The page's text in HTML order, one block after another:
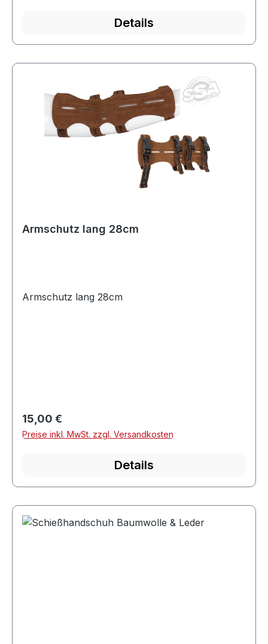
Details
Armschutz lang 28cm
Armschutz lang 28cm
Regulärer Preis:
15,00 €
Preise inkl. MwSt. zzgl. Versandkosten
Details